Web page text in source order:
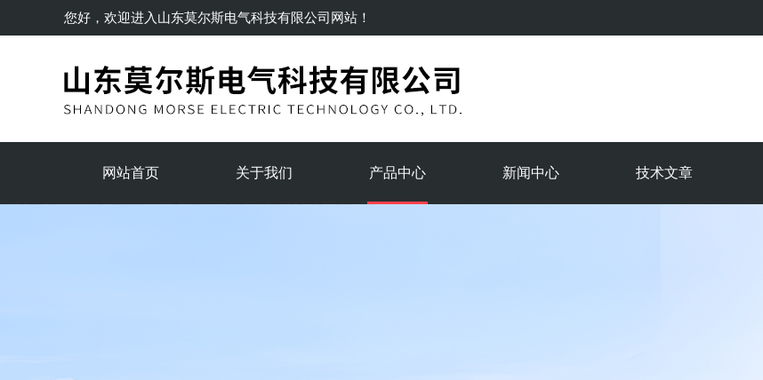
您好，欢迎进入 山东莫尔斯电气科技有限公司网站！
网站首页 关于我们 产品中心 新闻中心 技术文章